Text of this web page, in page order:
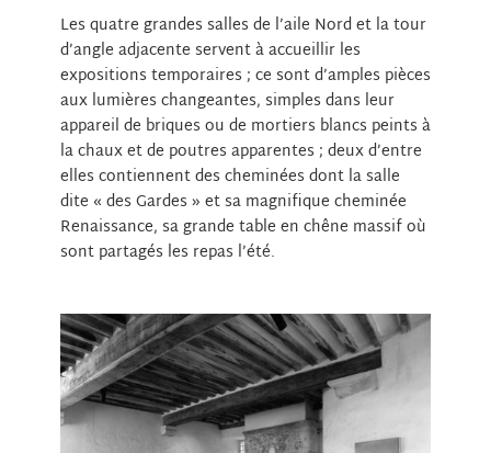
Les quatre grandes salles de l’aile Nord et la tour
d’angle adjacente servent à accueillir les
expositions temporaires ; ce sont d’amples pièces
aux lumières changeantes, simples dans leur
appareil de briques ou de mortiers blancs peints à
la chaux et de poutres apparentes ; deux d’entre
elles contiennent des cheminées dont la salle
dite « des Gardes » et sa magnifique cheminée
Renaissance, sa grande table en chêne massif où
sont partagés les repas l’été.